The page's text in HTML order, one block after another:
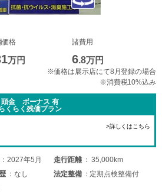
価格
万円
諸費用
6.8万円
※価格は展示店にて8月登録の場合
※消費税10%込み
頭金 ボーナス 有
らくらく残価プラン
>詳しくはこちら
2027年5月 走行距離
35,000km
なし 法定整備
定期点検整備付